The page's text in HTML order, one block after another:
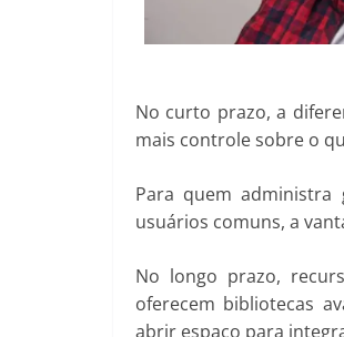
No curto prazo, a
mais controle sobre o
Para quem administra
usuários comuns, a
No longo prazo,
oferecem bibliotecas
abrir espaço para